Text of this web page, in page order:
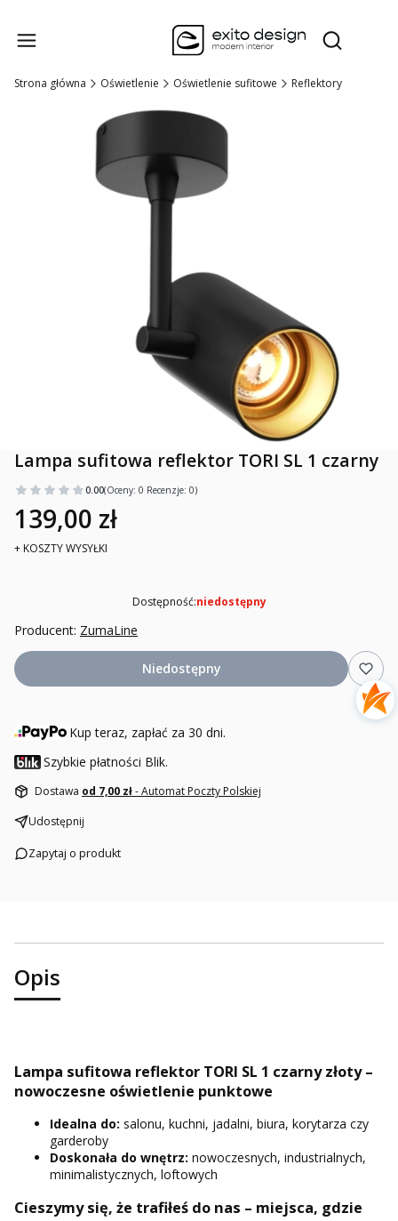
Otwórz
Strona główna Oświetlenie Oświetlenie sufitowe Reflektory
Lampa sufitowa reflektor TORI SL 1 czarny
0.00(Oceny: 0 Recenzje: 0)
139,00 zł
+ KOSZTY WYSYŁKI
Dostępność:niedostępny
Producent: ZumaLine
Niedostępny
Kup teraz, zapłać za 30 dni.
Szybkie płatności Blik.
Dostawa od 7,00 zł- Automat Poczty Polskiej
Udostępnij
Zapytaj o produkt
Opis
Lampa sufitowa reflektor TORI SL 1 czarny złoty –
nowoczesne oświetlenie punktowe
Idealna do: salonu, kuchni, jadalni, biura, korytarza czy
garderoby
Doskonała do wnętrz: nowoczesnych, industrialnych,
minimalistycznych, loftowych
Cieszymy się, że trafiłeś do nas – miejsca, gdzie